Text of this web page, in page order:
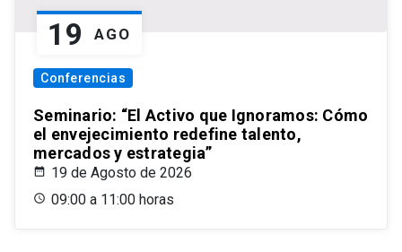
19 AGO
Conferencias
Seminario: “El Activo que Ignoramos: Cómo
el envejecimiento redefine talento,
mercados y estrategia”
19 de Agosto de 2026
09:00 a 11:00 horas